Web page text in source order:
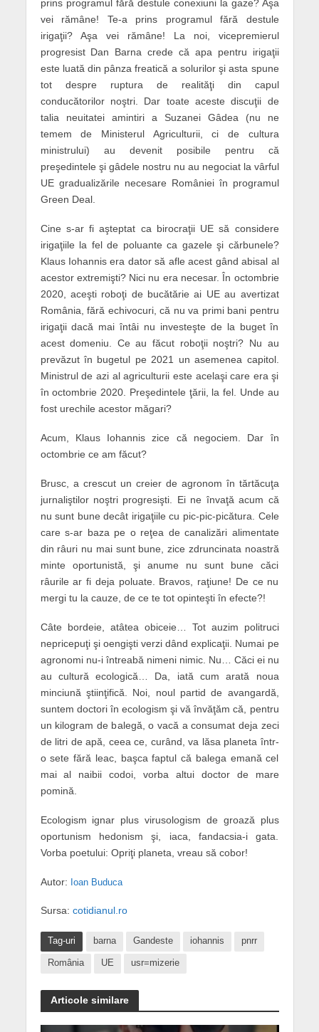
prins programul fără destule conexiuni la gaze? Aşa
vei rămâne! Te-a prins programul fără destule
irigaţii? Aşa vei rămâne! La noi, vicepremierul
progresist Dan Barna crede că apa pentru irigaţii
este luată din pânza freatică a solurilor şi asta spune
tot despre ruptura de realităţi din capul
conducătorilor noştri. Dar toate aceste discuţii de
talia neuitatei amintiri a Suzanei Gâdea (nu ne
temem de Ministerul Agriculturii, ci de cultura
ministrului) au devenit posibile pentru că
preşedintele şi gâdele nostru nu au negociat la vârful
UE gradualizările necesare României în programul
Green Deal.
Cine s-ar fi aşteptat ca birocraţii UE să considere
irigaţiile la fel de poluante ca gazele şi cărbunele?
Klaus Iohannis era dator să afle acest gând abisal al
acestor extremişti? Nici nu era necesar. În octombrie
2020, aceşti roboţi de bucătărie ai UE au avertizat
România, fără echivocuri, că nu va primi bani pentru
irigaţii dacă mai întâi nu investeşte de la buget în
acest domeniu. Ce au făcut roboţii noştri? Nu au
prevăzut în bugetul pe 2021 un asemenea capitol.
Ministrul de azi al agriculturii este acelaşi care era şi
în octombrie 2020. Preşedintele ţării, la fel. Unde au
fost urechile acestor măgari?
Acum, Klaus Iohannis zice că negociem. Dar în
octombrie ce am făcut?
Brusc, a crescut un creier de agronom în tărtăcuţa
jurnaliştilor noştri progresişti. Ei ne învaţă acum că
nu sunt bune decât irigaţiile cu pic-pic-picătura. Cele
care s-ar baza pe o reţea de canalizări alimentate
din râuri nu mai sunt bune, zice zdruncinata noastră
minte oportunistă, şi anume nu sunt bune căci
râurile ar fi deja poluate. Bravos, raţiune! De ce nu
mergi tu la cauze, de ce te tot opinteşti în efecte?!
Câte bordeie, atâtea obiceie… Tot auzim politruci
nepricepuţi şi oengişti verzi dând explicaţii. Numai pe
agronomi nu-i întreabă nimeni nimic. Nu… Căci ei nu
au cultură ecologică… Da, iată cum arată noua
minciună ştiinţifică. Noi, noul partid de avangardă,
suntem doctori în ecologism şi vă învăţăm că, pentru
un kilogram de balegă, o vacă a consumat deja zeci
de litri de apă, ceea ce, curând, va lăsa planeta într-
o sete fără leac, başca faptul că balega emană cel
mai al naibii codoi, vorba altui doctor de mare
pomină.
Ecologism ignar plus virusologism de groază plus
oportunism hedonism şi, iaca, fandacsia-i gata.
Vorba poetului: Opriţi planeta, vreau să cobor!
Autor: Ioan Buduca
Sursa: cotidianul.ro
Tag-uri barna Gandeste iohannis pnrr
România UE usr=mizerie
Articole similare